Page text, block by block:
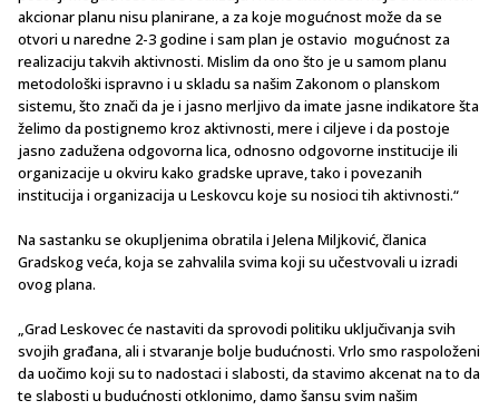
akcionar planu nisu planirane, a za koje mogućnost može da se
otvori u naredne 2-3 godine i sam plan je ostavio mogućnost za
realizaciju takvih aktivnosti. Mislim da ono što je u samom planu
metodološki ispravno i u skladu sa našim Zakonom o planskom
sistemu, što znači da je i jasno merljivo da imate jasne indikatore šta
želimo da postignemo kroz aktivnosti, mere i ciljeve i da postoje
jasno zadužena odgovorna lica, odnosno odgovorne institucije ili
organizacije u okviru kako gradske uprave, tako i povezanih
institucija i organizacija u Leskovcu koje su nosioci tih aktivnosti.“
Na sastanku se okupljenima obratila i Jelena Miljković, članica
Gradskog veća, koja se zahvalila svima koji su učestvovali u izradi
ovog plana.
„Grad Leskovec će nastaviti da sprovodi politiku uključivanja svih
svojih građana, ali i stvaranje bolje budućnosti. Vrlo smo raspoloženi
da uočimo koji su to nadostaci i slabosti, da stavimo akcenat na to da
te slabosti u budućnosti otklonimo, damo šansu svim našim